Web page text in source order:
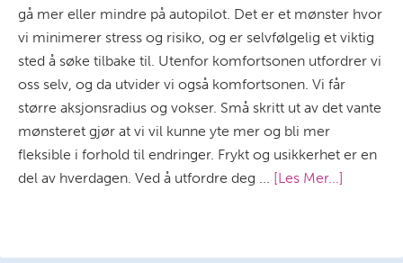
gå mer eller mindre på autopilot. Det er et mønster hvor
vi minimerer stress og risiko, og er selvfølgelig et viktig
sted å søke tilbake til. Utenfor komfortsonen utfordrer vi
oss selv, og da utvider vi også komfortsonen. Vi får
større aksjonsradius og vokser. Små skritt ut av det vante
mønsteret gjør at vi vil kunne yte mer og bli mer
fleksible i forhold til endringer. Frykt og usikkerhet er en
del av hverdagen. Ved å utfordre deg ... [Les Mer...]